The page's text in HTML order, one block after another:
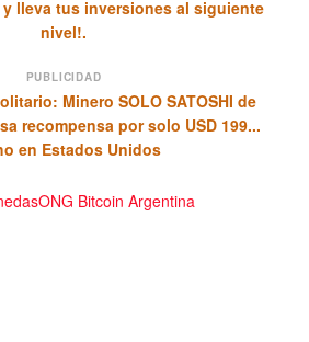
y lleva tus inversiones al siguiente
nivel!.
PUBLICIDAD
Minero SOLO SATOSHI de
recompensa por solo USD 199...
en Estados Unidos
ONG Bitcoin Argentina